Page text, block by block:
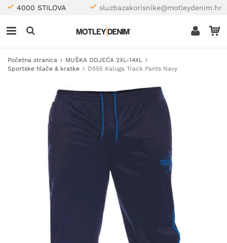
4000 STILOVA sluzbazakorisnike@motleydenim.hr
Početna stranica
MUŠKA ODJEĆA 2XL-14XL
Sportske hlače & kratke
D555 Kaluga Track Pants Navy